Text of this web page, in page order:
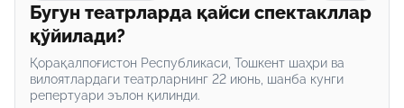
Бугун театрларда қайси спектакллар
қўйилади?
Қорақалпоғистон Республикаси, Тошкент шаҳри ва
вилоятлардаги театрларнинг 22 июнь, шанба кунги
репертуари эълон қилинди.